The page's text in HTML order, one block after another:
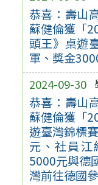
恭喜：壽山
蘇健倫獲「
頭王》桌遊
軍、獎金
2024-09-30
恭喜：壽山
蘇健倫獲「
遊臺灣錦標
元、社員江
5000元與德
灣前往德國